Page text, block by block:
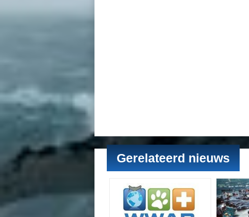
Gerelateerd nieuws